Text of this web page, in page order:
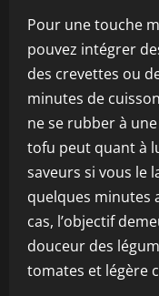
Pour une touche
pouvez intégrer
des crevettes ou
minutes de
ne se rubber à
tofu peut quant à
saveurs si vous le
quelques minutes
cas, l’objectif
douceur des
tomates et légère